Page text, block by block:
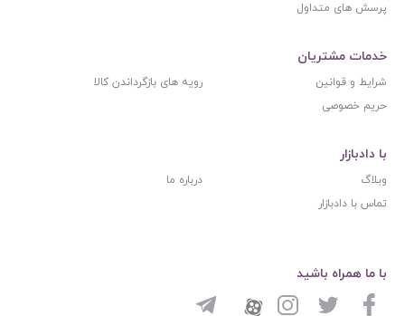
پرسش های متداول
خدمات مشتریان
شرایط و قوانین
رویه های بازگرداندن کالا
حریم خصوصی
با دادبازار
وبلاگ
درباره ما
تماس با دادبازار
با ما همراه باشید